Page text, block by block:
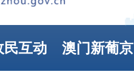
民互动 澳门新葡京